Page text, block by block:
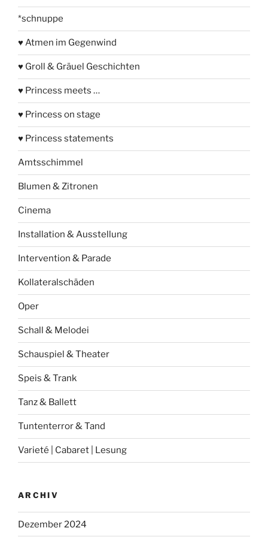
*schnuppe
♥ Atmen im Gegenwind
♥ Groll & Gräuel Geschichten
♥ Princess meets …
♥ Princess on stage
♥ Princess statements
Amtsschimmel
Blumen & Zitronen
Cinema
Installation & Ausstellung
Intervention & Parade
Kollateralschäden
Oper
Schall & Melodei
Schauspiel & Theater
Speis & Trank
Tanz & Ballett
Tuntenterror & Tand
Varieté | Cabaret | Lesung
ARCHIV
Dezember 2024